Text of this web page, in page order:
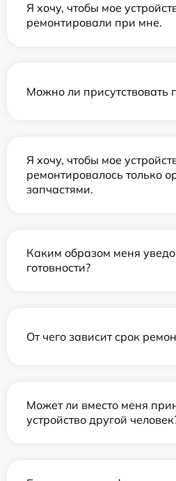
Я хочу, чтобы мое
ремонтировали при мне.
Можно ли присутствовать
Я хочу, чтобы мое
ремонтировалось только
запчастями.
Каким образом меня
готовности?
От чего зависит срок
Может ли вместо меня
устройство другой